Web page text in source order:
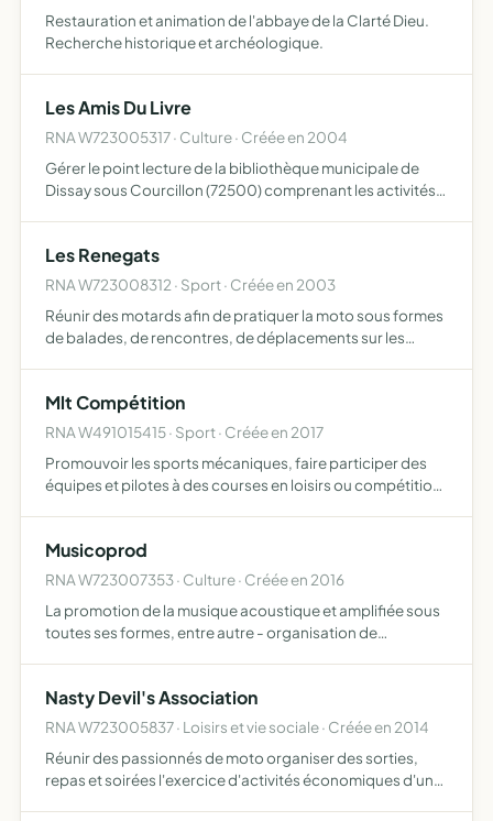
Restauration et animation de l'abbaye de la Clarté Dieu.
Recherche historique et archéologique.
Les Amis Du Livre
RNA W723005317 · Culture · Créée en 2004
Gérer le point lecture de la bibliothèque municipale de
Dissay sous Courcillon (72500) comprenant les activités
Les Renegats
RNA W723008312 · Sport · Créée en 2003
Réunir des motards afin de pratiquer la moto sous formes
de balades, de rencontres, de déplacements sur les
Mlt Compétition
RNA W491015415 · Sport · Créée en 2017
Promouvoir les sports mécaniques, faire participer des
équipes et pilotes à des courses en loisirs ou compétition
Musicoprod
RNA W723007353 · Culture · Créée en 2016
La promotion de la musique acoustique et amplifiée sous
toutes ses formes, entre autre - organisation de
Nasty Devil's Association
RNA W723005837 · Loisirs et vie sociale · Créée en 2014
Réunir des passionnés de moto organiser des sorties,
repas et soirées l'exercice d'activités économiques d'un